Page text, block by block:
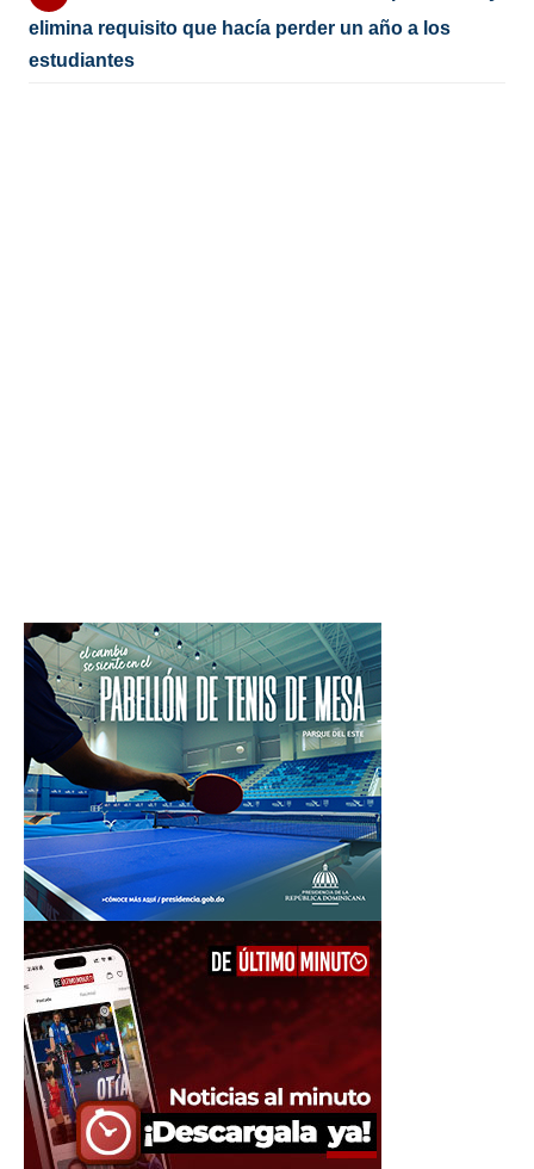
elimina requisito que hacía perder un año a los
estudiantes